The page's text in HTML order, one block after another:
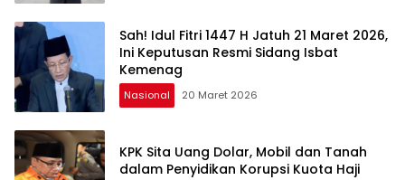
Sah! Idul Fitri 1447 H Jatuh 21 Maret 2026,
Ini Keputusan Resmi Sidang Isbat
Kemenag
Nasional 20 Maret 2026
KPK Sita Uang Dolar, Mobil dan Tanah
dalam Penyidikan Korupsi Kuota Haji